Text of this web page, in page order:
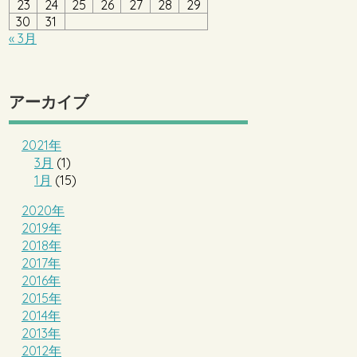
23 24 25 26 27 28
29
30
31
« 3月
アーカイブ
2021年
3月 (1)
1月 (15)
2020年
2019年
2018年
2017年
2016年
2015年
2014年
2013年
2012年